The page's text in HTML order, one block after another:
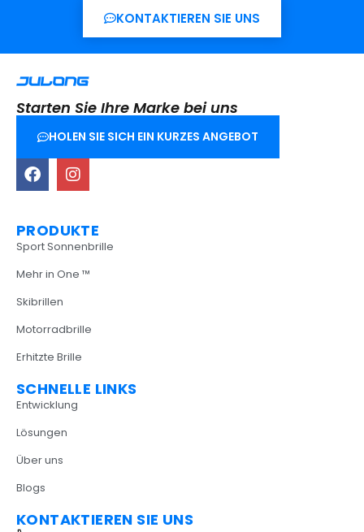
KONTAKTIEREN SIE UNS
Starten Sie Ihre Marke bei uns
HOLEN SIE SICH EIN KURZES ANGEBOT
PRODUKTE
Sport Sonnenbrille
Mehr in One ™
Skibrillen
Motorradbrille
Erhitzte Brille
SCHNELLE LINKS
Entwicklung
Lösungen
Über uns
Blogs
KONTAKTIEREN SIE UNS